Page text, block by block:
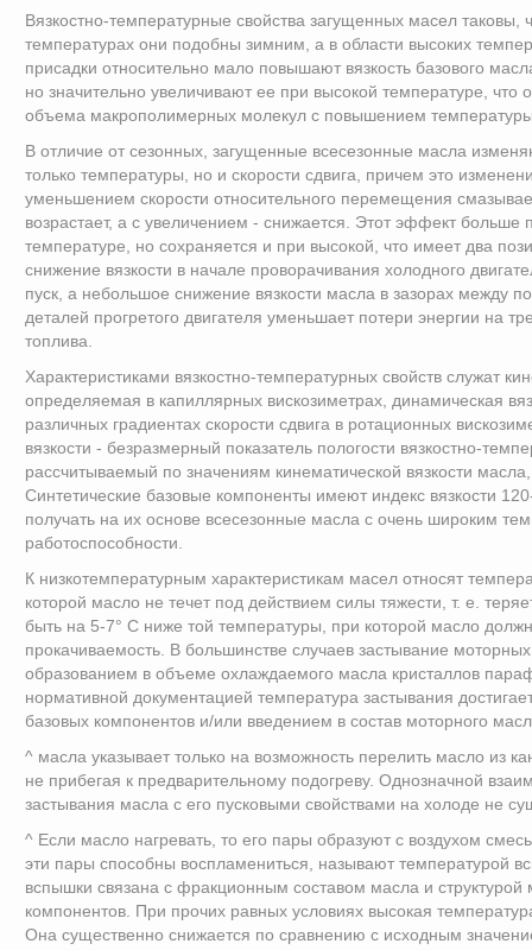
Вязкостно-температурные свойства загущенных масел таковы,
температурах они подобны зимним, а в области высоких
присадки относительно мало повышают вязкость базового
но значительно увеличивают ее при высокой температуре, что
объема макрополимерных молекул с повышением
В отличие от сезонных, загущенные всесезонные масла
только температуры, но и скорости сдвига, причем это
уменьшением скорости относительного перемещения
возрастает, а с увеличением - снижается. Этот эффект больше
температуре, но сохраняется и при высокой, что имеет два
снижение вязкости в начале проворачивания холодного
пуск, а небольшое снижение вязкости масла в зазорах между
деталей прогретого двигателя уменьшает потери энергии на
топлива.
Характеристиками вязкостно-температурных свойств служат
определяемая в капиллярных вискозиметрах, динамическая
различных градиентах скорости сдвига в ротационных
вязкости - безразмерный показатель пологости вязкостно-
рассчитываемый по значениям кинематической вязкости
Синтетические базовые компоненты имеют индекс вязкости
получать на их основе всесезонные масла с очень широким
работоспособности.
К низкотемпературным характеристикам масел относят
которой масло не течет под действием силы тяжести, т. е.
быть на 5-7° С ниже той температуры, при которой масло
прокачиваемость. В большинстве случаев застывание
образованием в объеме охлаждаемого масла кристаллов
нормативной документацией температура застывания
базовых компонентов и/или введением в состав моторного
^ масла указывает только на возможность перелить масло из
не прибегая к предварительному подогреву. Однозначной
застывания масла с его пусковыми свойствами на холоде не
^ Если масло нагревать, то его пары образуют с воздухом
эти пары способны воспламениться, называют температурой
вспышки связана с фракционным составом масла и структурой
компонентов. При прочих равных условиях высокая
Она существенно снижается по сравнению с исходным